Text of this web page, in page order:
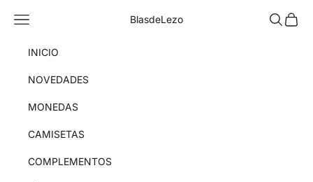
BlasdeLezo
Menú Buscar
Cesta
INICIO
NOVEDADES
MONEDAS
CAMISETAS
COMPLEMENTOS